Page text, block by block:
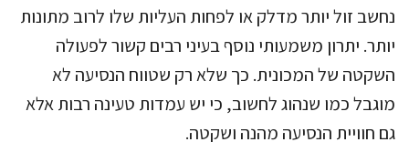
נחשב זול יותר מדלק או לפחות העליות שלו לרוב מתונות
יותר. יתרון משמעותי נוסף בעיני רבים קשור לפעולה
השקטה של המכונית. כך שלא רק שטווח הנסיעה לא
מוגבל כמו שנהוג לחשוב, כי יש עמדות טעינה רבות אלא
גם חוויית הנסיעה מהנה ושקטה.